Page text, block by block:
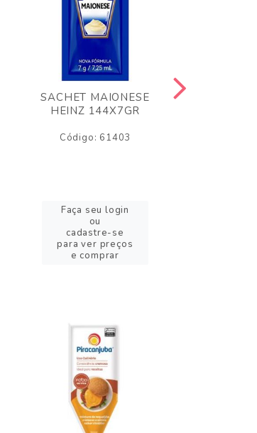
SACHET MAIONESE
HEINZ 144X7GR
Código: 61403
Faça seu login
ou
cadastre-se
para ver preços
e comprar